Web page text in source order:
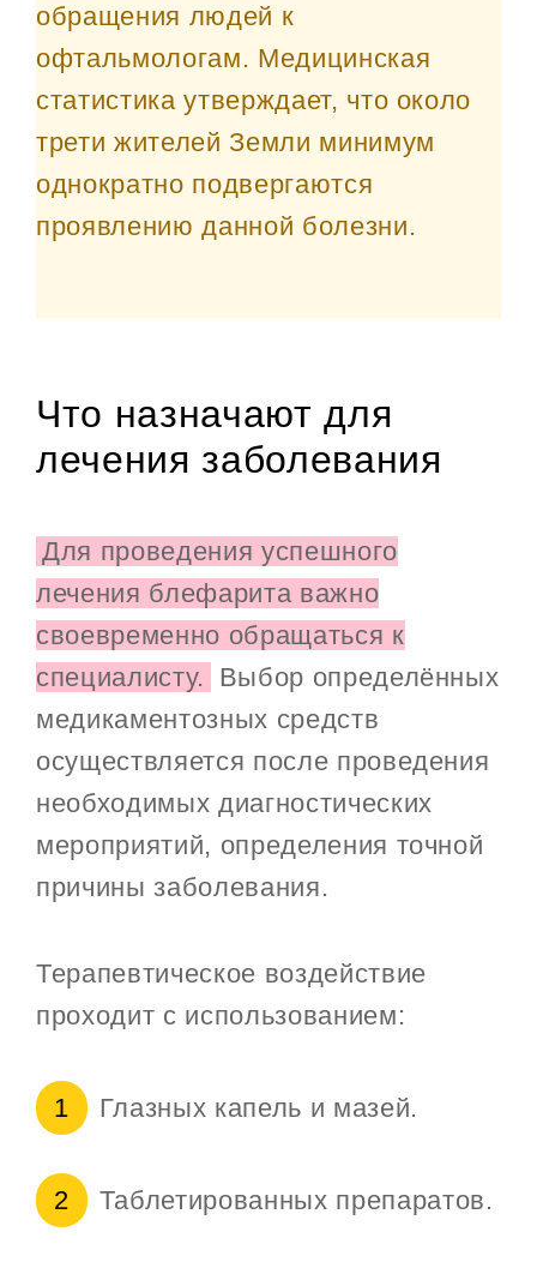
обращения людей к
офтальмологам. Медицинская
статистика утверждает, что около
трети жителей Земли минимум
однократно подвергаются
проявлению данной болезни.
Что назначают для
лечения заболевания
Для проведения успешного
лечения блефарита важно
своевременно обращаться к
специалисту.
Выбор определённых
медикаментозных средств
осуществляется после проведения
необходимых диагностических
мероприятий, определения точной
причины заболевания.
Терапевтическое воздействие
проходит с использованием:
Глазных капель и мазей.
Таблетированных препаратов.